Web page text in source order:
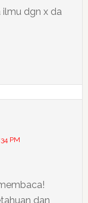
ilmu dgn x da
PM
dan